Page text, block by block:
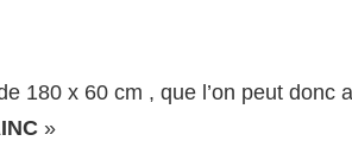
180 x 60 cm , que l’on peut donc
»